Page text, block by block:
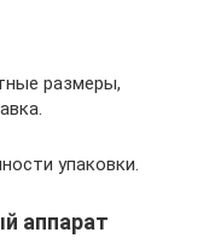
размеры,
упаковки.
аппарат